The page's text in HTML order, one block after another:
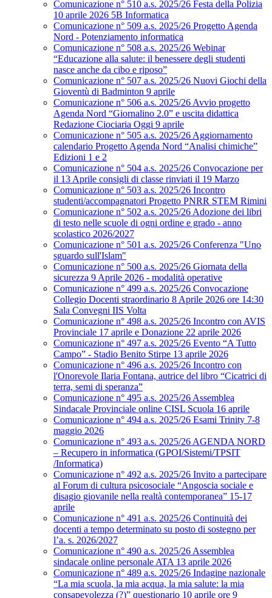
Comunicazione n° 510 a.s. 2025/26 Festa della Polizia
10 aprile 2026 5B Informatica
Comunicazione n° 509 a.s. 2025/26 Progetto Agenda
Nord - Potenziamento informatica
Comunicazione n° 508 a.s. 2025/26 Webinar
“Educazione alla salute: il benessere degli studenti
nasce anche da cibo e riposo”
Comunicazione n° 507 a.s. 2025/26 Nuovi Giochi della
Gioventù di Badminton 9 aprile
Comunicazione n° 506 a.s. 2025/26 Avvio progetto
Agenda Nord “Giornalino 2.0” e uscita didattica
Redazione Ciociaria Oggi 9 aprile
Comunicazione n° 505 a.s. 2025/26 Aggiornamento
calendario Progetto Agenda Nord “Analisi chimiche”
Edizioni 1 e 2
Comunicazione n° 504 a.s. 2025/26 Convocazione per
il 13 Aprile consigli di classe rinviati il 19 Marzo
Comunicazione n° 503 a.s. 2025/26 Incontro
studenti/accompagnatori Progetto PNRR STEM Rimini
Comunicazione n° 502 a.s. 2025/26 Adozione dei libri
di testo nelle scuole di ogni ordine e grado - anno
scolastico 2026/2027
Comunicazione n° 501 a.s. 2025/26 Conferenza "Uno
sguardo sull'Islam"
Comunicazione n° 500 a.s. 2025/26 Giornata della
sicurezza 9 Aprile 2026 - modalità operative
Comunicazione n° 499 a.s. 2025/26 Convocazione
Collegio Docenti straordinario 8 Aprile 2026 ore 14:30
Sala Convegni IIS Volta
Comunicazione n° 498 a.s. 2025/26 Incontro con AVIS
Provinciale 17 aprile e Donazione 22 aprile 2026
Comunicazione n° 497 a.s. 2025/26 Evento “A Tutto
Campo” - Stadio Benito Stirpe 13 aprile 2026
Comunicazione n° 496 a.s. 2025/26 Incontro con
l'Onorevole Ilaria Fontana, autrice del libro “Cicatrici di
terra, semi di speranza”
Comunicazione n° 495 a.s. 2025/26 Assemblea
Sindacale Provinciale online CISL Scuola 16 aprile
Comunicazione n° 494 a.s. 2025/26 Esami Trinity 7-8
maggio 2026
Comunicazione n° 493 a.s. 2025/26 AGENDA NORD
– Recupero in informatica (GPOI/Sistemi/TPSIT
/Informatica)
Comunicazione n° 492 a.s. 2025/26 Invito a partecipare
al Forum di cultura psicosociale “Angoscia sociale e
disagio giovanile nella realtà contemporanea” 15-17
aprile
Comunicazione n° 491 a.s. 2025/26 Continuità dei
docenti a tempo determinato su posto di sostegno per
l’a. s. 2026/2027
Comunicazione n° 490 a.s. 2025/26 Assemblea
sindacale online personale ATA 13 aprile 2026
Comunicazione n° 489 a.s. 2025/26 Indagine nazionale
“La mia scuola, la mia acqua, la mia salute: la mia
consapevolezza (?)” questionario 10 aprile ore 9